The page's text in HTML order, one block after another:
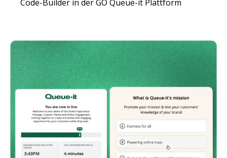
Code-Builder in der GO Queue-it Plattform